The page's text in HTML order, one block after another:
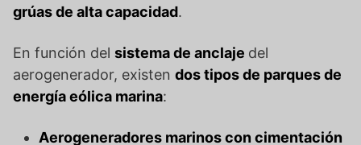
grúas de alta capacidad.
En función del sistema de anclaje del
aerogenerador, existen dos tipos de parques de
energía eólica marina:
Aerogeneradores marinos con cimentación